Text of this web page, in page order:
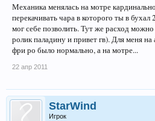
Механика менялась на мотре
перекачивать чара в которого ты в
мог себе позволить. Тут же расход
ролик паладину и привет гв). Для меня
фри ро было нормально, а на мотре...
22 апр 2011
StarWind
Игрок